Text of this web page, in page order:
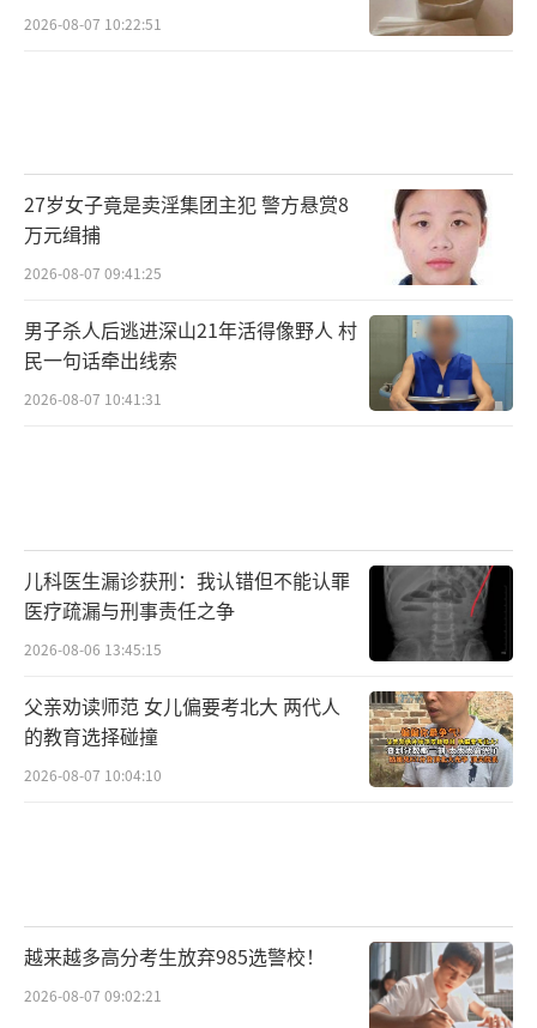
2026-08-07 10:22:51
27岁女子竟是卖淫集团主犯 警方悬赏8
万元缉捕
2026-08-07 09:41:25
男子杀人后逃进深山21年活得像野人 村
民一句话牵出线索
2026-08-07 10:41:31
儿科医生漏诊获刑：我认错但不能认罪
医疗疏漏与刑事责任之争
2026-08-06 13:45:15
父亲劝读师范 女儿偏要考北大 两代人
的教育选择碰撞
2026-08-07 10:04:10
越来越多高分考生放弃985选警校！
2026-08-07 09:02:21